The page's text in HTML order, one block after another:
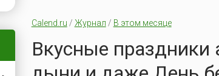
Calend.ru / Журнал / В этом месяце
Вкусные праздники